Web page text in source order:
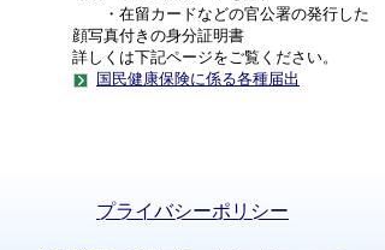
・在留カードなどの官公署の発行した
顔写真付きの身分証明書
詳しくは下記ページをご覧ください。
国民健康保険に係る各種届出
プライバシーポリシー